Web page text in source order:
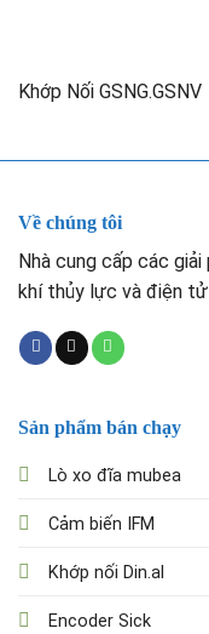
Khớp Nối GSNG.GSNV
Về chúng tôi
Nhà cung cấp các
khí thủy lực và điện
Sản phẩm bán chạy
Lò xo đĩa mubea
Cảm biến IFM
Khớp nối Din.al
Encoder Sick